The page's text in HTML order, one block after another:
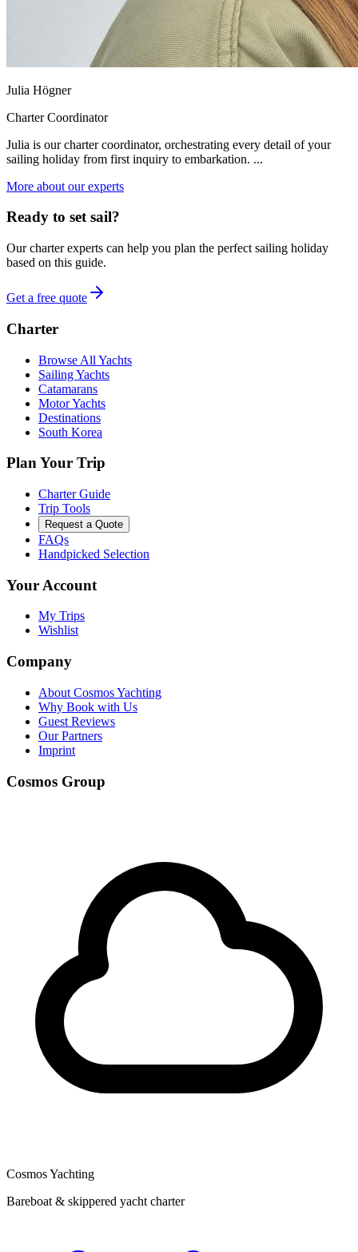
Julia Högner
Charter Coordinator
Julia is our charter coordinator, orchestrating every detail of your
sailing holiday from first inquiry to embarkation. ...
More about our experts
Ready to set sail?
Our charter experts can help you plan the perfect sailing holiday
based on this guide.
Get a free quote
Charter
Browse All Yachts
Sailing Yachts
Catamarans
Motor Yachts
Destinations
South Korea
Plan Your Trip
Charter Guide
Trip Tools
Request a Quote
FAQs
Handpicked Selection
Your Account
My Trips
Wishlist
Company
About Cosmos Yachting
Why Book with Us
Guest Reviews
Our Partners
Imprint
Cosmos Group
Cosmos Yachting
Bareboat & skippered yacht charter